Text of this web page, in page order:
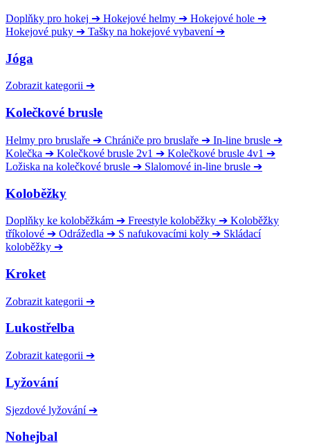
Doplňky pro hokej ➔ Hokejové helmy ➔ Hokejové hole ➔
Hokejové puky ➔ Tašky na hokejové vybavení ➔
Jóga
Zobrazit kategorii ➔
Kolečkové brusle
Helmy pro bruslaře ➔ Chrániče pro bruslaře ➔ In-line brusle ➔
Kolečka ➔ Kolečkové brusle 2v1 ➔ Kolečkové brusle 4v1 ➔
Ložiska na kolečkové brusle ➔ Slalomové in-line brusle ➔
Koloběžky
Doplňky ke koloběžkám ➔ Freestyle koloběžky ➔ Koloběžky
tříkolové ➔ Odrážedla ➔ S nafukovacími koly ➔ Skládací
koloběžky ➔
Kroket
Zobrazit kategorii ➔
Lukostřelba
Zobrazit kategorii ➔
Lyžování
Sjezdové lyžování ➔
Nohejbal